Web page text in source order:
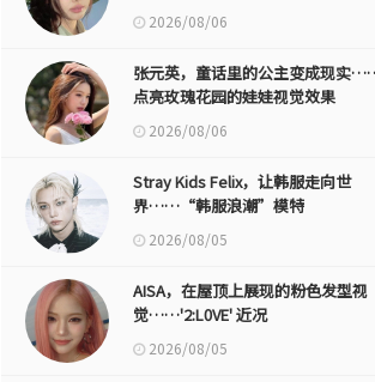
2026/08/06
张元英，童话里的公主变成现实
点亮玫瑰花园的娃娃视觉效果
2026/08/06
Stray Kids Felix，让韩服走向世
界……“韩服浪潮”模特
2026/08/05
AISA，在屋顶上展现的粉色发型视
觉……'2:L0VE' 近况
2026/08/05